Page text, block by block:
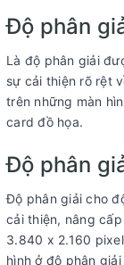
Độ phân
Là độ phân giải
sự cải thiện rõ rệt
trên những màn
card đồ họa.
Độ phân
Độ phân giải cho
cải thiện, nâng
3.840 x 2.160
hình ở độ phân